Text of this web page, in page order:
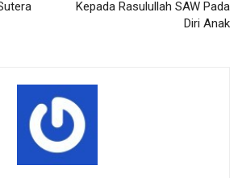
Kepada Rasulullah SAW Pada
Diri Anak